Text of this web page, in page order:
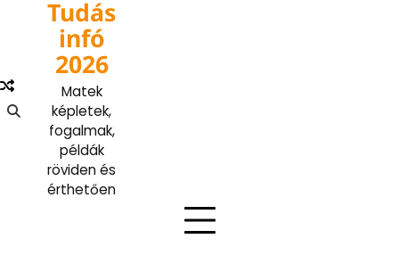
Tudás
infó
2026
Matek
képletek,
fogalmak,
példák
röviden és
érthetően